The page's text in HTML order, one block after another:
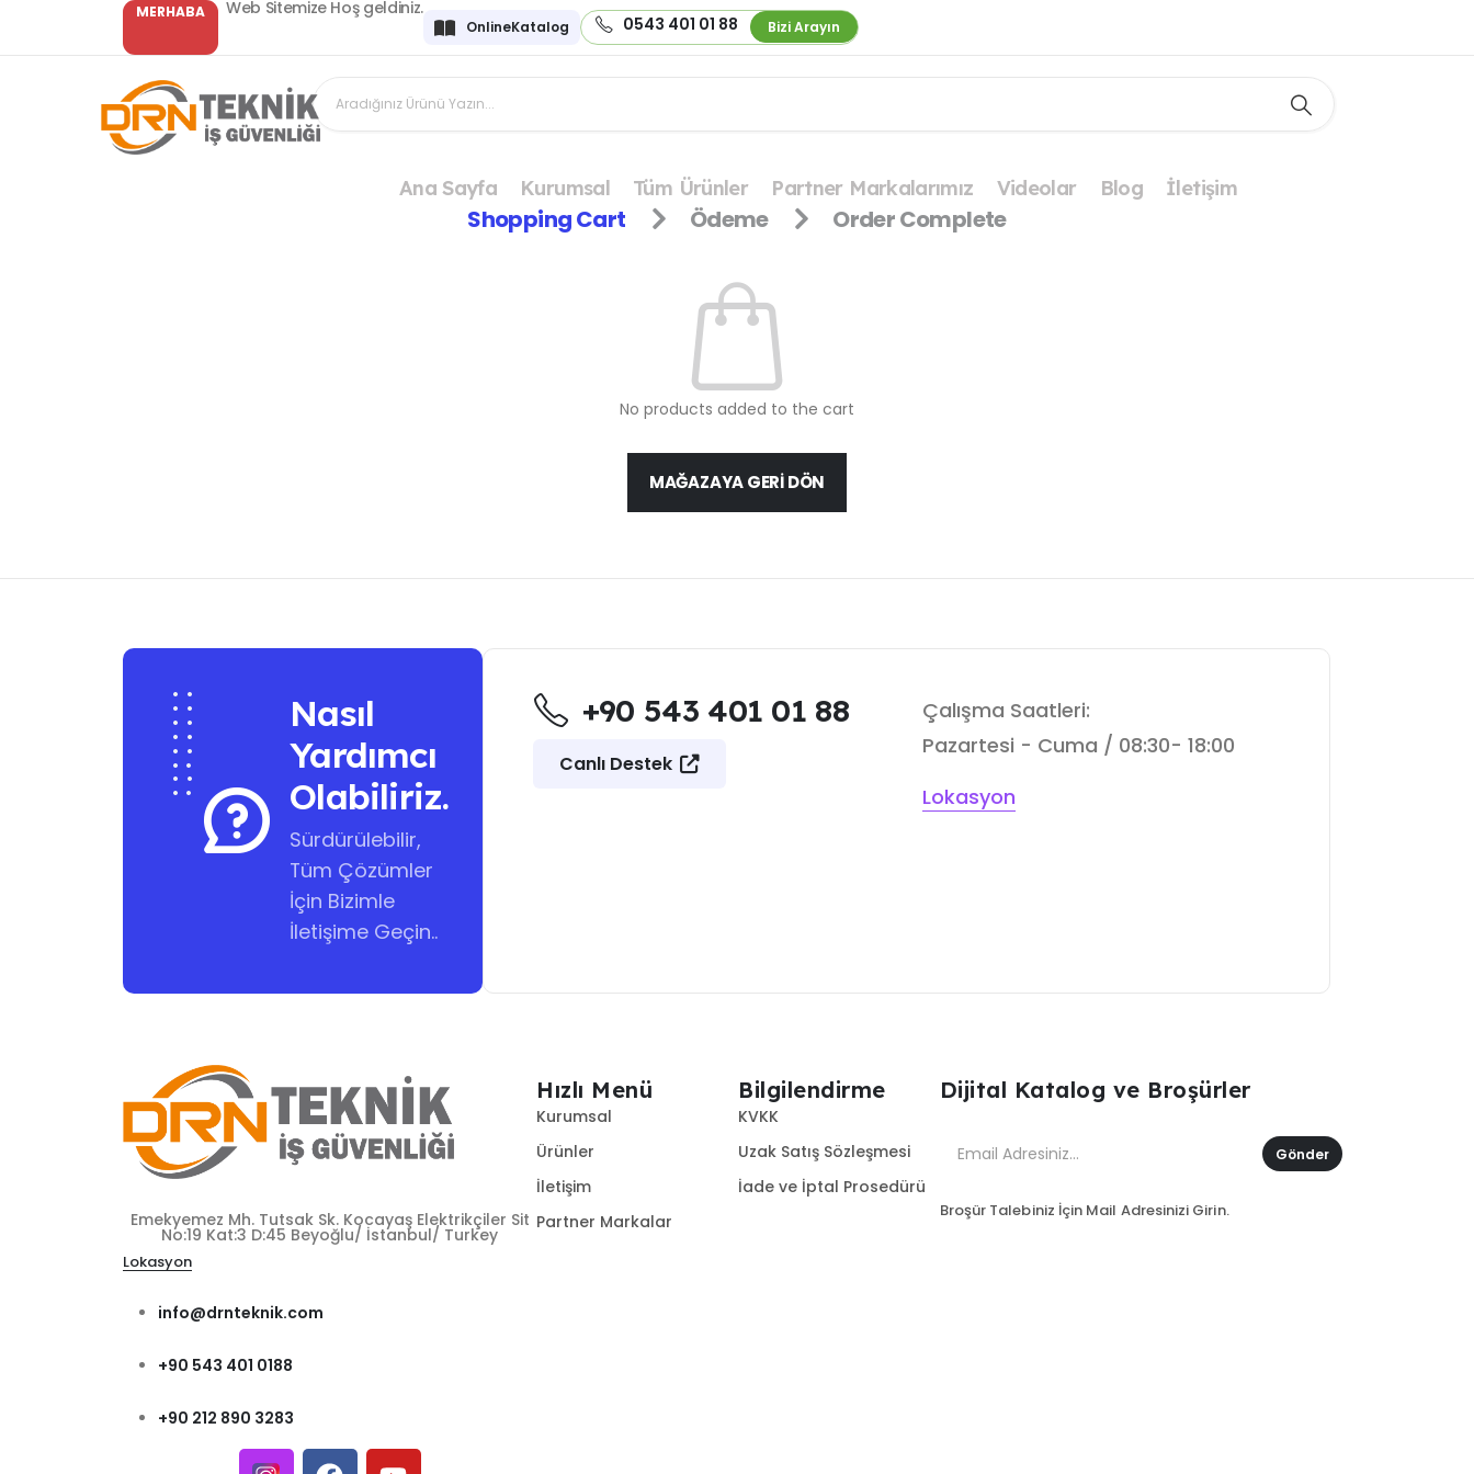
MERHABA Web Sitemize Hoş geldiniz.
OnlineKatalog 0543 401 01 88 Bizi Arayın
Ana Sayfa Kurumsal Tüm Ürünler Partner Markalarımız Videolar Blog İletişim
Shopping Cart Ödeme Order Complete
No products added to the cart
MAĞAZAYA GERI DÖN
Nasıl
Yardımcı
Olabiliriz.
Sürdürülebilir,
Tüm Çözümler
İçin Bizimle
İletişime Geçin..
+90 543 401 01 88
Canlı Destek
Çalışma Saatleri:
Pazartesi - Cuma / 08:30- 18:00
Lokasyon
Emekyemez Mh. Tutsak Sk. Kocayaş Elektrikçiler Sit
No:19 Kat:3 D:45 Beyoğlu/ İstanbul/ Turkey
Lokasyon
info@drnteknik.com
+90 543 401 0188
+90 212 890 3283
Hızlı Menü
Kurumsal
Ürünler
İletişim
Partner Markalar
Bilgilendirme
KVKK
Uzak Satış Sözleşmesi
İade ve İptal Prosedürü
Dijital Katalog ve Broşürler
Gönder
Broşür Talebiniz İçin Mail Adresinizi Girin.